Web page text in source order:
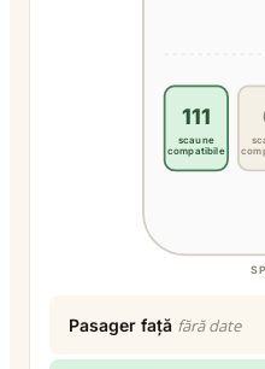
111
scaune
compatibile
Pasager față fără date